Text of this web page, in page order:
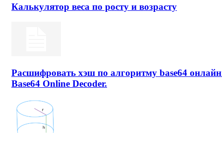
Калькулятор веса по росту и возрасту
Расшифровать хэш по алгоритму base64
Base64 Online Decoder.